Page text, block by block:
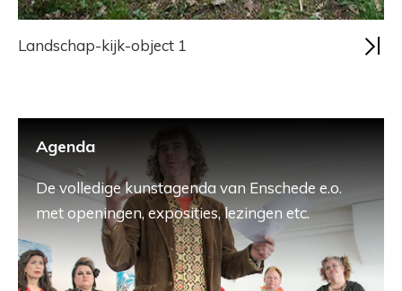
Landschap-kijk-object 1
Agenda
De volledige kunstagenda van Enschede e.o.
met openingen, exposities, lezingen etc.